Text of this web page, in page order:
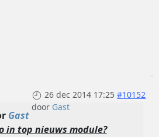
26 dec 2014 17:25 #10152
door Gast
Gast
in top nieuws module?